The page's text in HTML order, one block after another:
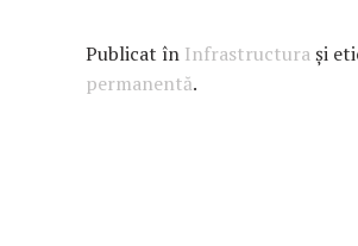
e
b
at
s
it k ai
Publicat în Infrastructurași
permanentă.